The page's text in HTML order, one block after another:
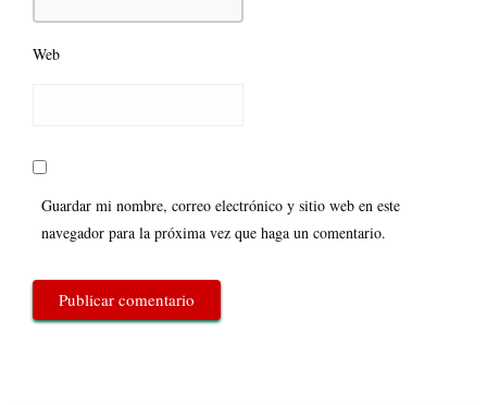
Web
Guardar mi nombre, correo electrónico y sitio web en este
navegador para la próxima vez que haga un comentario.